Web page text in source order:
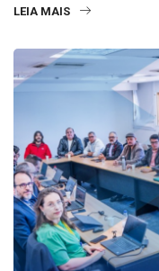
LEIA MAIS